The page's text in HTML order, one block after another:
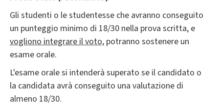
Gli studenti o le studentesse che avranno conseguito
un punteggio minimo di 18/30 nella prova scritta, e
vogliono integrare ilvoto, potranno sostenere un
esame orale.
L'esame orale si intenderà superato se il candidato o
la candidata avrà conseguito una valutazione di
almeno 18/30.